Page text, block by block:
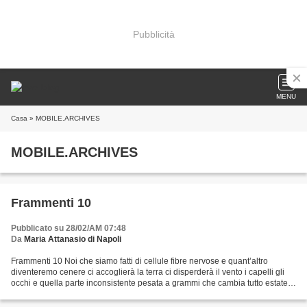
Pubblicità
MENU
Casa » MOBILE.ARCHIVES
MOBILE.ARCHIVES
Frammenti 10
Pubblicato su 28/02/AM 07:48
Da Maria Attanasio di Napoli
Frammenti 10 Noi che siamo fatti di cellule fibre nervose e quant’altro
diventeremo cenere ci accoglierà la terra ci disperderà il vento i capelli gli
occhi e quella parte inconsistente pesata a grammi che cambia tutto estate e